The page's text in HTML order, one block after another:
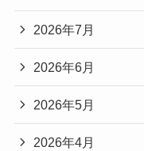
2026年7月
2026年6月
2026年5月
2026年4月